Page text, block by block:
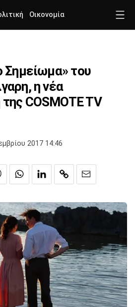
Οικονομία
Σημείωμα» του
η νέα
COSMOTE TV
2017 14:46